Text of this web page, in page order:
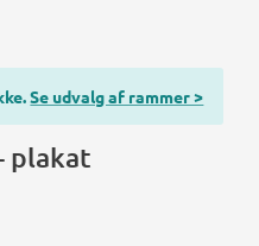
Se udvalg af rammer >
plakat